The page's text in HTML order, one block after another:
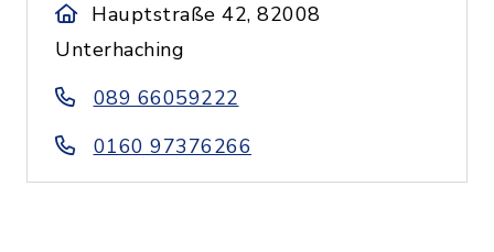
Hauptstraße 42, 82008
Unterhaching
089 66059222
0160 97376266